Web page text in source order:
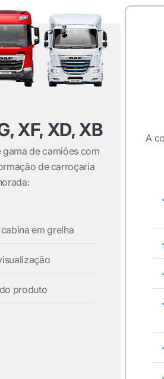
XF, XD, XB
gama de camiões com
de carroçaria
em grelha
produto
A